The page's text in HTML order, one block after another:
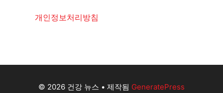
개인정보처리방침
© 2026 건강 뉴스 • 제작됨 GeneratePress